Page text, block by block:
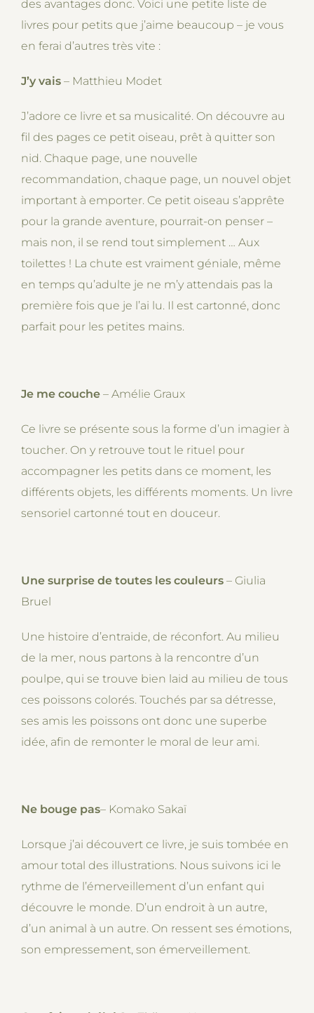
des avantages donc. Voici une petite liste de
livres pour petits que j’aime beaucoup – je vous
en ferai d’autres très vite :
J’y vais – Matthieu Modet
J’adore ce livre et sa musicalité. On découvre au
fil des pages ce petit oiseau, prêt à quitter son
nid. Chaque page, une nouvelle
recommandation, chaque page, un nouvel objet
important à emporter. Ce petit oiseau s’apprête
pour la grande aventure, pourrait-on penser –
mais non, il se rend tout simplement … Aux
toilettes ! La chute est vraiment géniale, même
en temps qu’adulte je ne m’y attendais pas la
première fois que je l’ai lu. Il est cartonné, donc
parfait pour les petites mains.
Je me couche – Amélie Graux
Ce livre se présente sous la forme d’un imagier à
toucher. On y retrouve tout le rituel pour
accompagner les petits dans ce moment, les
différents objets, les différents moments. Un livre
sensoriel cartonné tout en douceur.
Une surprise de toutes les couleurs – Giulia
Bruel
Une histoire d’entraide, de réconfort. Au milieu
de la mer, nous partons à la rencontre d’un
poulpe, qui se trouve bien laid au milieu de tous
ces poissons colorés. Touchés par sa détresse,
ses amis les poissons ont donc une superbe
idée, afin de remonter le moral de leur ami.
Ne bouge pas– Komako Sakaï
Lorsque j’ai découvert ce livre, je suis tombée en
amour total des illustrations. Nous suivons ici le
rythme de l’émerveillement d’un enfant qui
découvre le monde. D’un endroit à un autre,
d’un animal à un autre. On ressent ses émotions,
son empressement, son émerveillement.